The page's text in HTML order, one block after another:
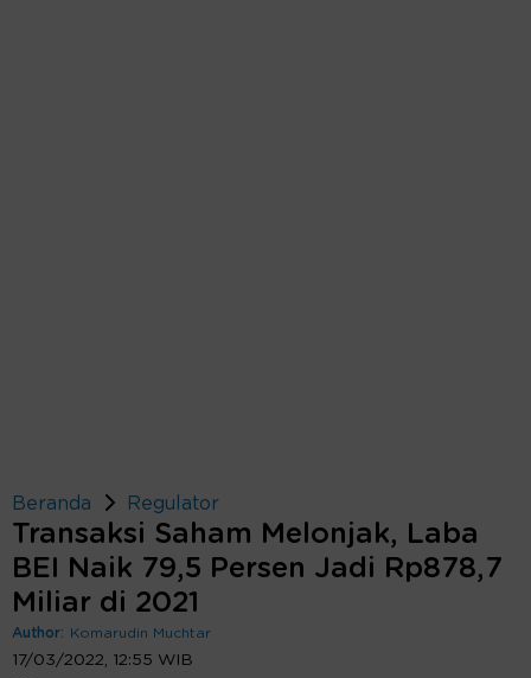
Beranda Regulator
Transaksi Saham Melonjak, Laba
BEI Naik 79,5 Persen Jadi Rp878,7
Miliar di 2021
Author: Komarudin Muchtar
17/03/2022, 12:55 WIB